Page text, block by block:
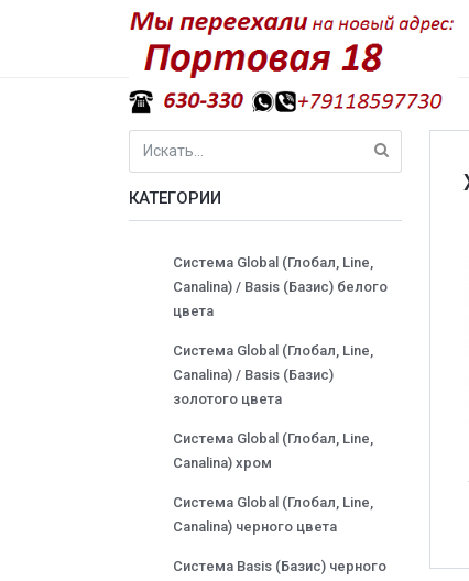
КАТЕГОРИИ
Система Global (Глобал, Line,
Canalina) / Basis (Базис) белого
цвета
Система Global (Глобал, Line,
Canalina) / Basis (Базис)
золотого цвета
Система Global (Глобал, Line,
Canalina) хром
Система Global (Глобал, Line,
Canalina) черного цвета
Система Basis (Базис) черного